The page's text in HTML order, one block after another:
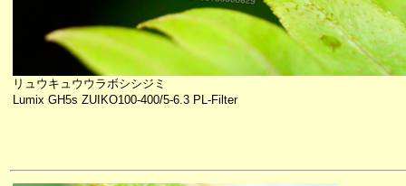
リュウキュウウラボシシジミ
Lumix GH5s ZUIKO100-400/5-6.3 PL-Filter